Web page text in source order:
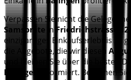
Verpassen Sie nicht die
Samsonite in Friedrichstrasse 12
einzigartiges Einkaufserlebnis zu
die Angebote, die wir diesen
und bleiben Sie über die besten
Balingen
informiert. Besuchen